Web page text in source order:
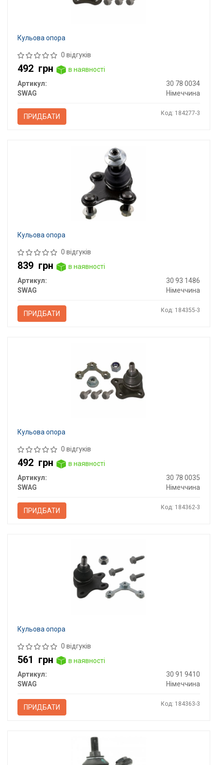
Кульова опора
0 відгуків
492 грн
в наявності
Артикул:
30 78 0034
SWAG
Німеччина
ПРИДБАТИ Код: 184277-3
Кульова опора
0 відгуків
839 грн
в наявності
Артикул:
30 93 1486
SWAG
Німеччина
ПРИДБАТИ Код: 184355-3
Кульова опора
0 відгуків
492 грн
в наявності
Артикул:
30 78 0035
SWAG
Німеччина
ПРИДБАТИ Код: 184362-3
Кульова опора
0 відгуків
561 грн
в наявності
Артикул:
30 91 9410
SWAG
Німеччина
ПРИДБАТИ Код: 184363-3